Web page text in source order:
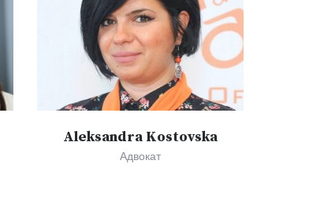
Aleksandra Kostovska
Адвокат